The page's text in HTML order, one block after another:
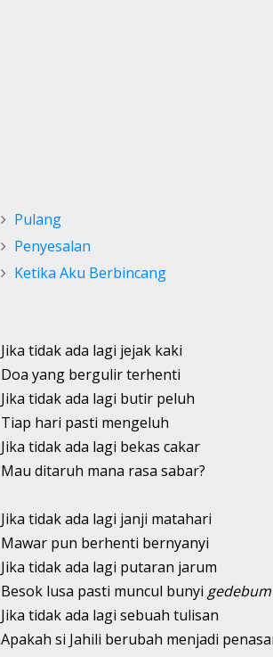
Pulang
Penyesalan
Ketika Aku Berbincang
Jika tidak ada lagi jejak kaki
Doa yang bergulir terhenti
Jika tidak ada lagi butir peluh
Tiap hari pasti mengeluh
Jika tidak ada lagi bekas cakar
Mau ditaruh mana rasa sabar?
Jika tidak ada lagi janji matahari
Mawar pun berhenti bernyanyi
Jika tidak ada lagi putaran jarum
Besok lusa pasti muncul bunyi gedebum
Jika tidak ada lagi sebuah tulisan
Apakah si Jahili berubah menjadi